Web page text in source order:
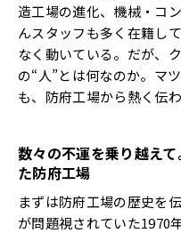
造工場の進化、機械・コ
んスタッフも多く在籍し
なく動いている。だが、
の“人”とは何なのか。マ
も、防府工場から熱く伝
数々の不運を乗り越え
た防府工場
まずは防府工場の歴史を
が問題視されていた1970